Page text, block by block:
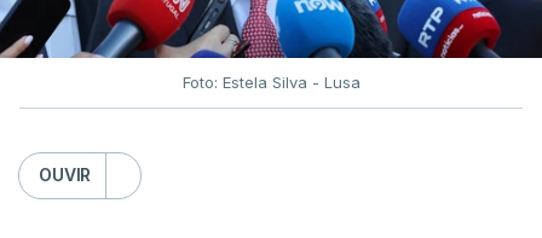
Foto: Estela Silva - Lusa
OUVIR